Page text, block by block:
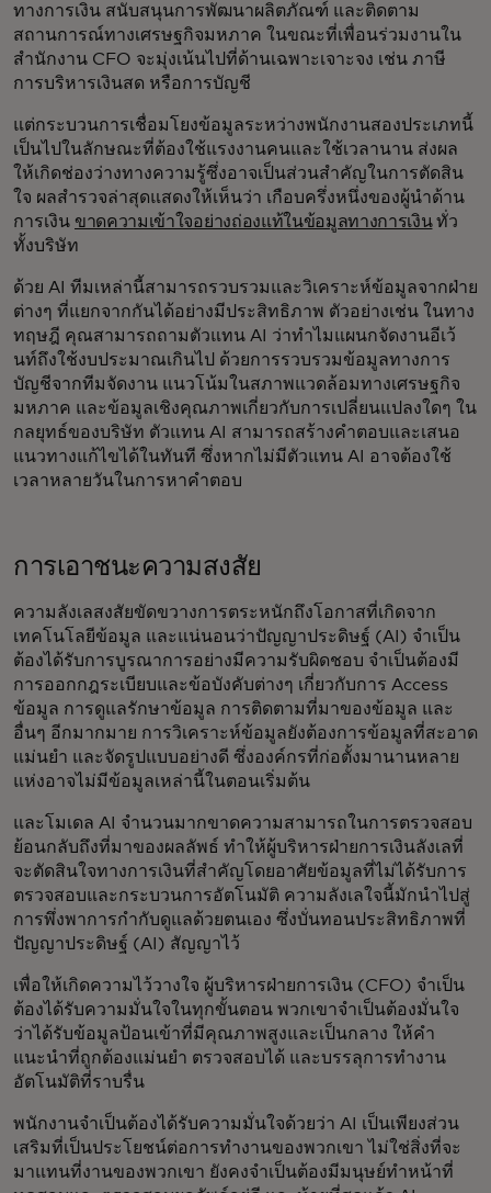
ทางการเงิน สนับสนุนการพัฒนาผลิตภัณฑ์ และติดตาม
สถานการณ์ทางเศรษฐกิจมหภาค ในขณะที่เพื่อนร่วมงานใน
สำนักงาน CFO จะมุ่งเน้นไปที่ด้านเฉพาะเจาะจง เช่น ภาษี
การบริหารเงินสด หรือการบัญชี
แต่กระบวนการเชื่อมโยงข้อมูลระหว่างพนักงานสองประเภทนี้
เป็นไปในลักษณะที่ต้องใช้แรงงานคนและใช้เวลานาน ส่งผล
ให้เกิดช่องว่างทางความรู้ซึ่งอาจเป็นส่วนสำคัญในการตัดสิน
ใจ ผลสำรวจล่าสุดแสดงให้เห็นว่า เกือบครึ่งหนึ่งของผู้นำด้าน
การเงิน ขาดความเข้าใจอย่างถ่องแท้ในข้อมูลทางการเงินทั่ว
ทั้งบริษัท
ด้วย AI ทีมเหล่านี้สามารถรวบรวมและวิเคราะห์ข้อมูลจากฝ่าย
ต่างๆ ที่แยกจากกันได้อย่างมีประสิทธิภาพ ตัวอย่างเช่น ในทาง
ทฤษฎี คุณสามารถถามตัวแทน AI ว่าทำไมแผนกจัดงานอีเว้
นท์ถึงใช้งบประมาณเกินไป ด้วยการรวบรวมข้อมูลทางการ
บัญชีจากทีมจัดงาน แนวโน้มในสภาพแวดล้อมทางเศรษฐกิจ
มหภาค และข้อมูลเชิงคุณภาพเกี่ยวกับการเปลี่ยนแปลงใดๆ ใน
กลยุทธ์ของบริษัท ตัวแทน AI สามารถสร้างคำตอบและเสนอ
แนวทางแก้ไขได้ในทันที ซึ่งหากไม่มีตัวแทน AI อาจต้องใช้
เวลาหลายวันในการหาคำตอบ
การเอาชนะความสงสัย
ความลังเลสงสัยขัดขวางการตระหนักถึงโอกาสที่เกิดจาก
เทคโนโลยีข้อมูล และแน่นอนว่าปัญญาประดิษฐ์ (AI) จำเป็น
ต้องได้รับการบูรณาการอย่างมีความรับผิดชอบ จำเป็นต้องมี
การออกกฎระเบียบและข้อบังคับต่างๆ เกี่ยวกับการ Access
ข้อมูล การดูแลรักษาข้อมูล การติดตามที่มาของข้อมูล และ
อื่นๆ อีกมากมาย การวิเคราะห์ข้อมูลยังต้องการข้อมูลที่สะอาด
แม่นยำ และจัดรูปแบบอย่างดี ซึ่งองค์กรที่ก่อตั้งมานานหลาย
แห่งอาจไม่มีข้อมูลเหล่านี้ในตอนเริ่มต้น
และโมเดล AI จำนวนมากขาดความสามารถในการตรวจสอบ
ย้อนกลับถึงที่มาของผลลัพธ์ ทำให้ผู้บริหารฝ่ายการเงินลังเลที่
จะตัดสินใจทางการเงินที่สำคัญโดยอาศัยข้อมูลที่ไม่ได้รับการ
ตรวจสอบและกระบวนการอัตโนมัติ ความลังเลใจนี้มักนำไปสู่
การพึ่งพาการกำกับดูแลด้วยตนเอง ซึ่งบั่นทอนประสิทธิภาพที่
ปัญญาประดิษฐ์ (AI) สัญญาไว้
เพื่อให้เกิดความไว้วางใจ ผู้บริหารฝ่ายการเงิน (CFO) จำเป็น
ต้องได้รับความมั่นใจในทุกขั้นตอน พวกเขาจำเป็นต้องมั่นใจ
ว่าได้รับข้อมูลป้อนเข้าที่มีคุณภาพสูงและเป็นกลาง ให้คำ
แนะนำที่ถูกต้องแม่นยำ ตรวจสอบได้ และบรรลุการทำงาน
อัตโนมัติที่ราบรื่น
พนักงานจำเป็นต้องได้รับความมั่นใจด้วยว่า AI เป็นเพียงส่วน
เสริมที่เป็นประโยชน์ต่อการทำงานของพวกเขา ไม่ใช่สิ่งที่จะ
มาแทนที่งานของพวกเขา ยังคงจำเป็นต้องมีมนุษย์ทำหน้าที่